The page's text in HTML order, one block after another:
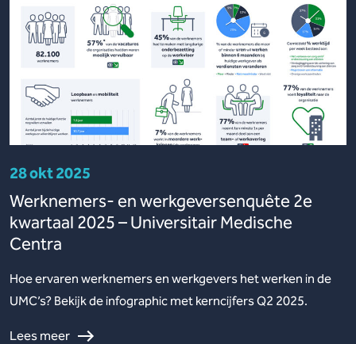
28 okt 2025
Werknemers- en werkgeversenquête 2e
kwartaal 2025 – Universitair Medische
Centra
Hoe ervaren werknemers en werkgevers het werken in de
UMC’s? Bekijk de infographic met kerncijfers Q2 2025.
Lees meer